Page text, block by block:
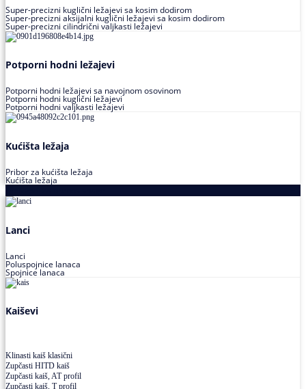
Super-precizni kuglični ležajevi sa kosim dodirom
Super-precizni aksijalni kuglični ležajevi sa kosim dodirom
Super-precizni cilindrični valjkasti ležajevi
Potporni hodni ležajevi
Potporni hodni ležajevi sa navojnom osovinom
Potporni hodni kuglični ležajevi
Potporni hodni valjkasti ležajevi
Kućišta ležaja
Pribor za kućišta ležaja
Kućišta ležaja
Lanci
Lanci
Poluspojnice lanaca
Spojnice lanaca
Kaiševi
Klinasti kaiš klasični
Zupčasti HITD kaiš
Zupčasti kaiš, AT profil
Zupčasti kaiš, T profil